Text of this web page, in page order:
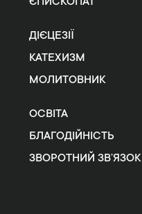
ДІЄЦЕЗІЇ
КАТЕХИЗМ
МОЛИТОВНИК
ОСВІТА
БЛАГОДІЙНІСТЬ
ЗВОРОТНИЙ ЗВ’ЯЗОК